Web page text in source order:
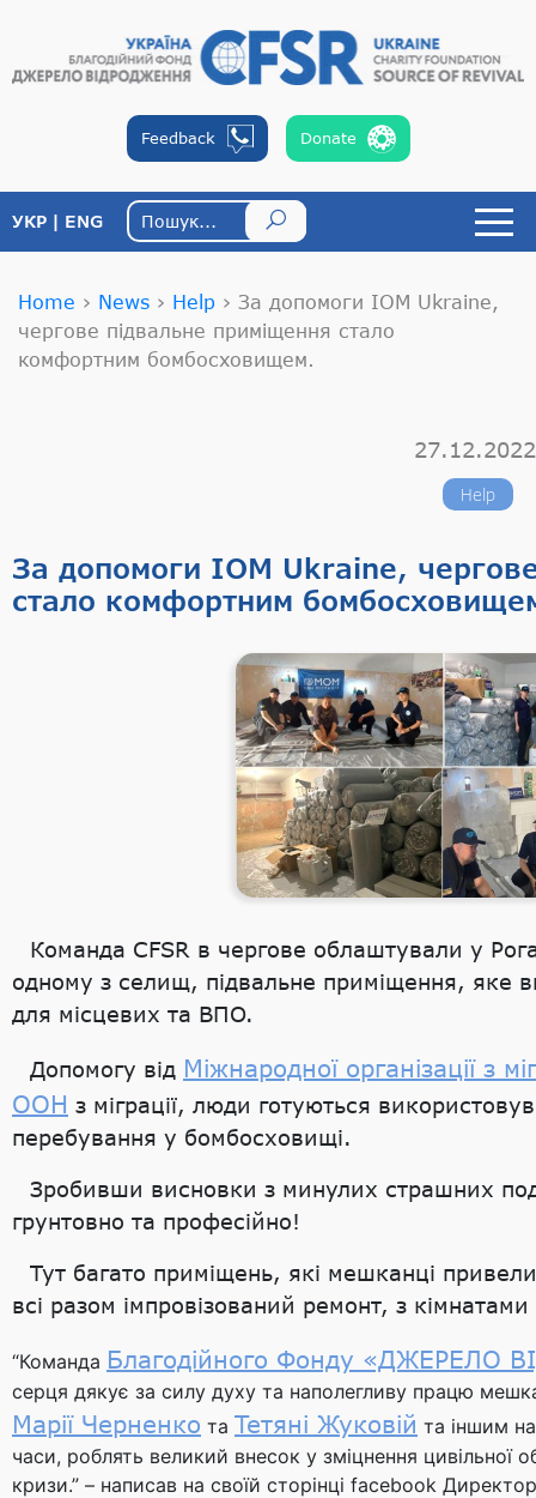
Feedback Donate
УКР ENG
Home › News › Help › За допомоги IOM Ukraine,
чергове підвальне приміщення стало
комфортним бомбосховищем.
27.12.2022
Help
За допомоги IOM Ukraine,
стало комфортним
Команда CFSR в чергове облаштували у
одному з селищ, підвальне приміщення, яке
для місцевих та ВПО.
Допомогу від Міжнародної організації з
ООН з міграції, люди готуються
перебування у бомбосховищі.
Зробивши висновки з минулих страшних
грунтовно та професійно!
Тут багато приміщень, які мешканці
всі разом імпровізований ремонт, з
“Команда Благодійного Фонду «ДЖЕРЕЛО
серця дякує за силу духу та наполегливу працю
Марії Черненко та Тетяні Жуковій та іншим
часи, роблять великий внесок у зміцнення цивільної
кризи.” – написав на своїй сторінці facebook